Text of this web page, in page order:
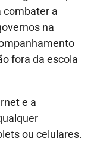
combater a
na
fora da escola
e a
ou celulares.